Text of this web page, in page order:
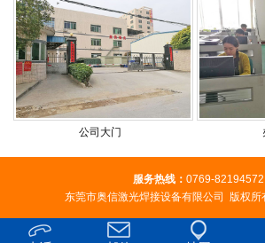
公司大门
服务热线： 0769-82194572
东莞市奥信激光焊接设备有限公司 版权所